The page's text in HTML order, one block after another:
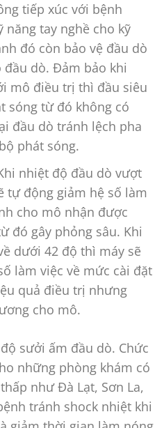
tiếp xúc với bệnh
năng tay nghề cho kỹ
đó còn bảo vệ đầu dò
dò. Đảm bảo khi
mô điều trị thì đầu siêu
sóng từ đó không có
đầu dò tránh lệch pha
phát sóng.
nhiệt độ đầu dò vượt
tự động giảm hệ số làm
cho mô nhận được
đó gây phỏng sâu. Khi
dưới 42 độ thì máy sẽ
làm việc về mức cài đặt
quả điều trị nhưng
cho mô.
sưởi ấm đầu dò. Chức
những phòng khám có
như Đà Lạt, Sơn La,
tránh shock nhiệt khi